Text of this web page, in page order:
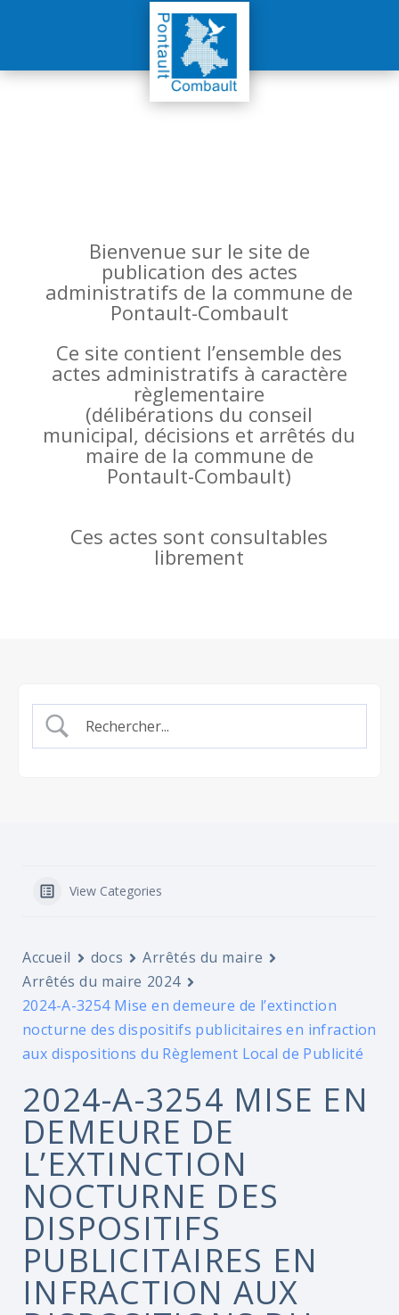
Bienvenue sur le site de
publication des actes
administratifs de la commune de
Pontault-Combault
Ce site contient l’ensemble des
actes administratifs à caractère
règlementaire
(délibérations du conseil
municipal, décisions et arrêtés du
maire de la commune de
Pontault-Combault)
Ces actes sont consultables
librement
View Categories
Accueil docs
Arrêtés du maire
Arrêtés du maire 2024
2024-A-3254 Mise en demeure de l’extinction
nocturne des dispositifs publicitaires en infraction
aux dispositions du Règlement Local de Publicité
2024-A-3254 MISE EN
DEMEURE DE
L’EXTINCTION
NOCTURNE DES
DISPOSITIFS
PUBLICITAIRES EN
INFRACTION AUX